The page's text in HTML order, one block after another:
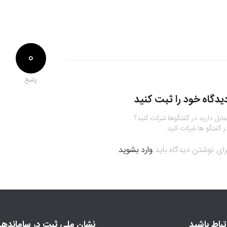
0
پاسخ
خود را ثبت کنید
دارید در گفتگوها شرکت کنید؟
گفتگو ها شرکت کنید.
نوشتن دیدگاه باید وارد بشوید.